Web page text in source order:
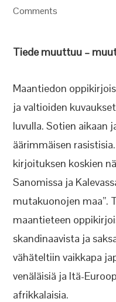
Comments
Tiede muuttuu –
Maantiedon
ja valtioiden
luvulla. Sotien aikaan
äärimmäisen
kirjoituksen koskien
Sanomissa ja
mutakuonojen maa”.
maantieteen
skandinaavista ja
vähäteltiin vaikkapa
venäläisiä ja Itä-
afrikkalaisia.